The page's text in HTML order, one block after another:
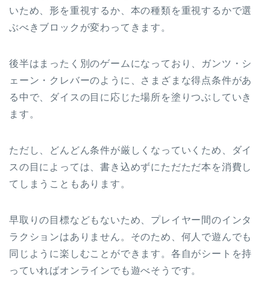
いため、形を重視するか、本の種類を重視するかで選
ぶべきブロックが変わってきます。
後半はまったく別のゲームになっており、ガンツ・シ
ェーン・クレバーのように、さまざまな得点条件があ
る中で、ダイスの目に応じた場所を塗りつぶしていき
ます。
ただし、どんどん条件が厳しくなっていくため、ダイ
スの目によっては、書き込めずにただただ本を消費し
てしまうこともあります。
早取りの目標などもないため、プレイヤー間のインタ
ラクションはありません。そのため、何人で遊んでも
同じように楽しむことができます。各自がシートを持
っていればオンラインでも遊べそうです。